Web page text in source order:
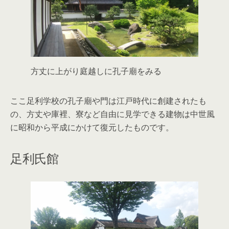
方丈に上がり庭越しに孔子廟をみる
ここ足利学校の孔子廟や門は江戸時代に創建されたも
の、方丈や庫裡、寮など自由に見学できる建物は中世風
に昭和から平成にかけて復元したものです。
足利氏館